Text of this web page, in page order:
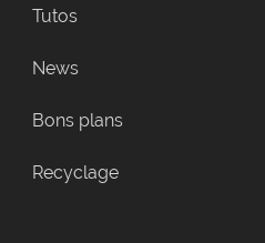
Tutos
News
Bons plans
Recyclage